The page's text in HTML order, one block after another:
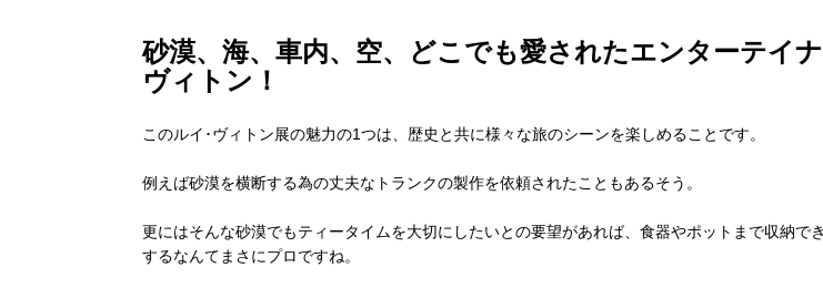
砂漠、海、車内、空、どこでも愛されたエンターテイ
ヴィトン！
このルイ･ヴィトン展の魅力の1つは、歴史と共に様々な旅のシーンを楽しめることです。
例えば砂漠を横断する為の丈夫なトランクの製作を依頼されたこともあるそう。
更にはそんな砂漠でもティータイムを大切にしたいとの要望があれば、食器やポットまで収納で
するなんてまさにプロですね。